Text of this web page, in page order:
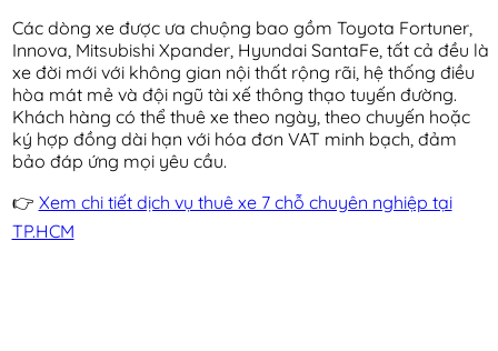
Các dòng xe được ưa chuộng bao gồm Toyota Fortuner,
Innova, Mitsubishi Xpander, Hyundai SantaFe, tất cả đều là
xe đời mới với không gian nội thất rộng rãi, hệ thống điều
hòa mát mẻ và đội ngũ tài xế thông thạo tuyến đường.
Khách hàng có thể thuê xe theo ngày, theo chuyến hoặc
ký hợp đồng dài hạn với hóa đơn VAT minh bạch, đảm
bảo đáp ứng mọi yêu cầu.
👉 Xem chi tiết dịch vụ thuê xe 7 chỗ chuyên nghiệp tại
TP.HCM